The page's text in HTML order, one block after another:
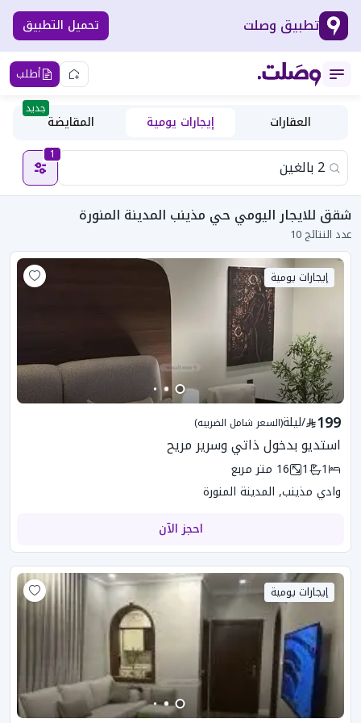
تطبيق وصلت تحميل التطبيق
أطلب
العقارات إيجارات يومية المقايضة
جديد
1
شقق للايجار اليومي حي مذينب المدينة المنورة
عدد النتائج 10
إيجارات يومية
199
/ليلة(السعر شامل الضريبه)
استديو بدخول ذاتي وسرير مريح
1
1
16 متر مربع
وادي مذينب, المدينة المنورة
احجز الآن
إيجارات يومية